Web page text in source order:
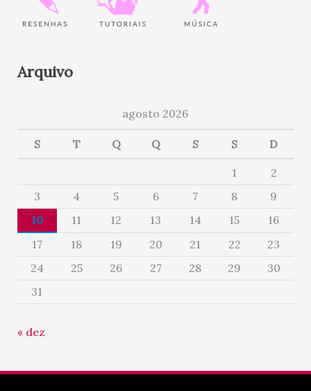
Arquivo
agosto 2026
S T Q Q S S D
1
2
3
4 5 6 7 8
9
10
11 12 13 14 15
16
17
18 19 20 21 22
23
24
25 26 27 28 29
30
31
« dez